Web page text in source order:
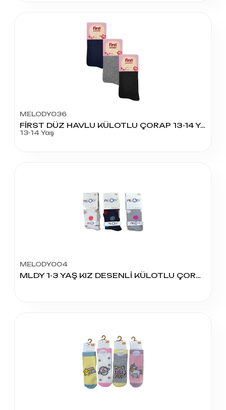
MELODY036
FİRST DÜZ HAVLU KÜLOTLU ÇORAP 13-14 YAŞ
13-14 Yaş
MELODY004
MLDY 1-3 YAŞ KIZ DESENLİ KÜLOTLU ÇORAP